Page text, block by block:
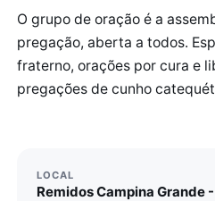
O grupo de oração é a
pregação, aberta a todos.
fraterno, orações por cura e
pregações de cunho
LOCAL
Remidos Campina Grande